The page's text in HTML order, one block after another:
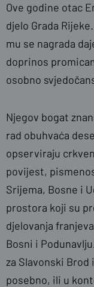
Ove godine otac
djelo Grada
mu se nagrada
doprinos
osobno
Njegov bogat
rad obuhvaća
opserviraju
povijest,
Srijema, Bosne i
prostora koji su
djelovanja
Bosni i
za Slavonski Brod
posebno, ili u